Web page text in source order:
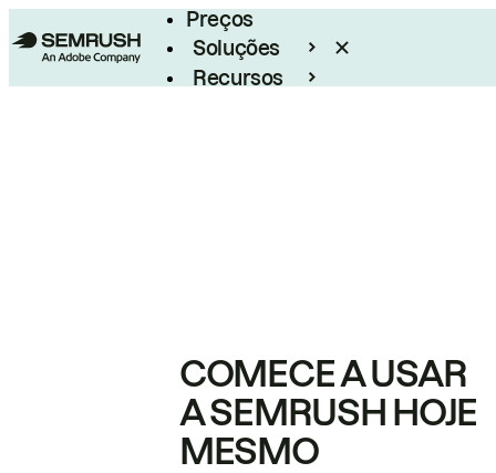
Preços
Soluções
Recursos
COMECE A USAR
A SEMRUSH HOJE
MESMO